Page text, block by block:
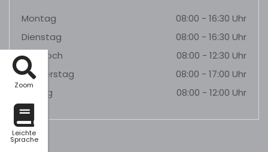
Zoom
Leichte
Sprache
Montag
08:00 - 16:30 Uhr
Dienstag
08:00 - 16:30 Uhr
Mittwoch
08:00 - 12:30 Uhr
Donnerstag
08:00 - 17:00 Uhr
Freitag
08:00 - 12:00 Uhr